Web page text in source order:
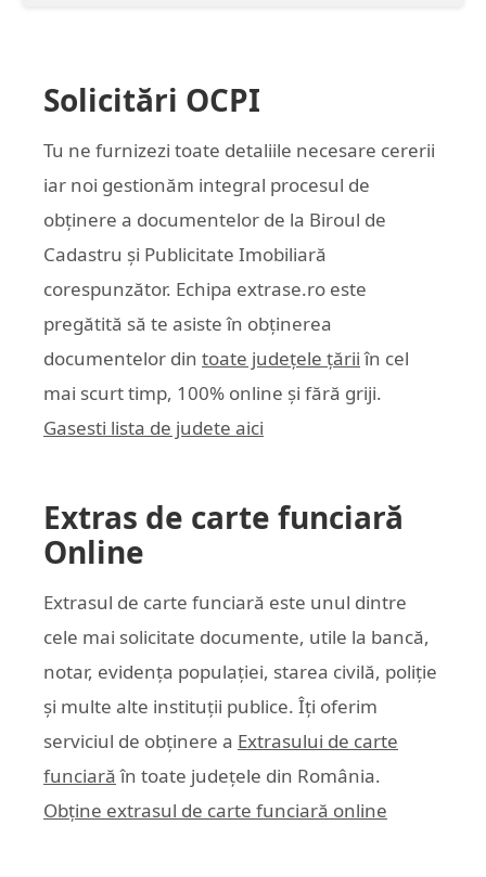
Solicitări OCPI
Tu ne furnizezi toate detaliile necesare cererii
iar noi gestionăm integral procesul de
obținere a documentelor de la Biroul de
Cadastru și Publicitate Imobiliară
corespunzător. Echipa extrase.ro este
pregătită să te asiste în obținerea
documentelor din toate județele țării în cel
mai scurt timp, 100% online și fără griji.
Gasesti lista de judete aici
Extras de carte funciară
Online
Extrasul de carte funciară este unul dintre
cele mai solicitate documente, utile la bancă,
notar, evidența populației, starea civilă, poliție
și multe alte instituții publice. Îți oferim
serviciul de obținere a Extrasului de carte
funciară în toate județele din România.
Obține extrasul de carte funciară online